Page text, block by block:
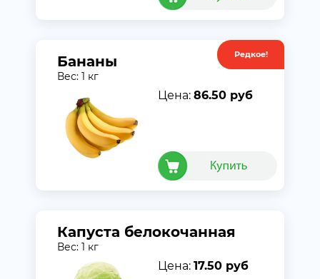
Акция
Редкое!
Бананы
Вес: 1 кг
Цена: 86.50 руб
Капуста белокочанная
Вес: 1 кг
Цена: 17.50 руб